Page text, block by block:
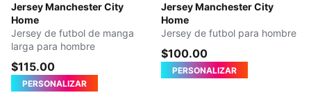
Jersey Manchester City
Home
Team Light Blue-Icy Blue
Jersey de futbol de manga
larga para hombre
$115.00
PERSONALIZAR
Jersey Manchester City
Home
Team Light Blue-Icy Blue
Jersey de futbol para hombre
$100.00
PERSONALIZAR